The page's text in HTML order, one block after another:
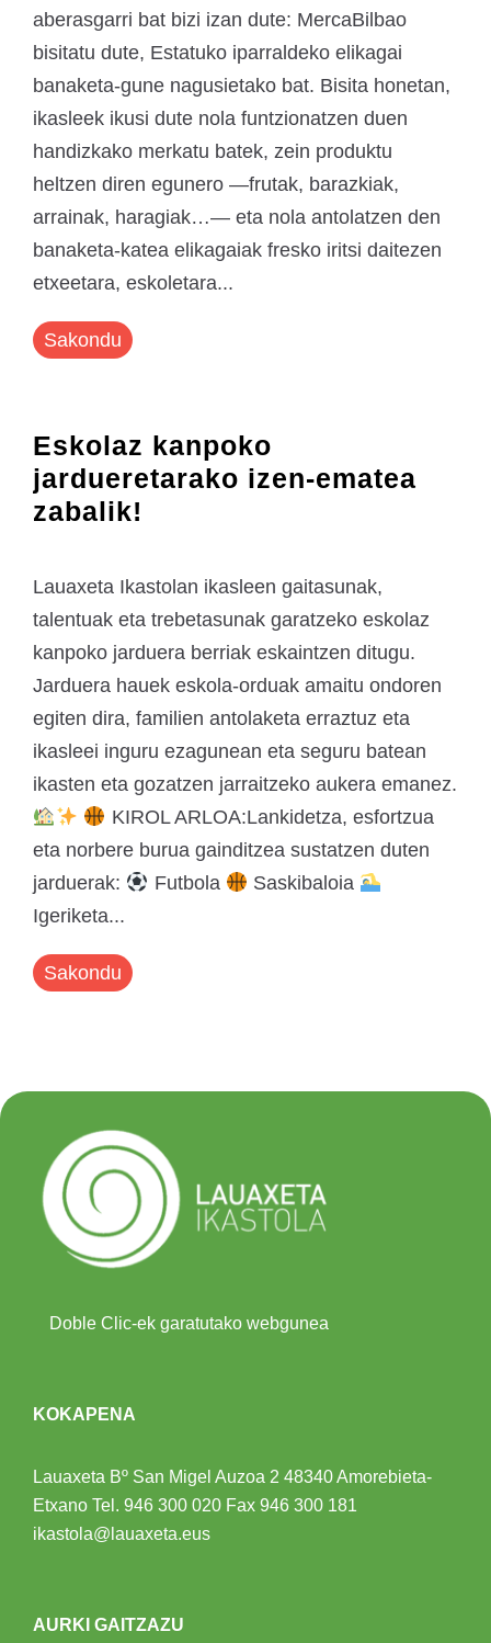
aberasgarri bat bizi izan dute: MercaBilbao
bisitatu dute, Estatuko iparraldeko elikagai
banaketa-gune nagusietako bat. Bisita honetan,
ikasleek ikusi dute nola funtzionatzen duen
handizkako merkatu batek, zein produktu
heltzen diren egunero —frutak, barazkiak,
arrainak, haragiak…— eta nola antolatzen den
banaketa-katea elikagaiak fresko iritsi daitezen
etxeetara, eskoletara...
Sakondu
Eskolaz kanpoko
jardueretarako izen-ematea
zabalik!
Lauaxeta Ikastolan ikasleen gaitasunak,
talentuak eta trebetasunak garatzeko eskolaz
kanpoko jarduera berriak eskaintzen ditugu.
Jarduera hauek eskola-orduak amaitu ondoren
egiten dira, familien antolaketa erraztuz eta
ikasleei inguru ezagunean eta seguru batean
ikasten eta gozatzen jarraitzeko aukera emanez.
KIROL ARLOA:Lankidetza, esfortzua
eta norbere burua gainditzea sustatzen duten
jarduerak:
Futbola
Saskibaloia
Igeriketa...
Sakondu
Doble Clic-ek garatutako webgunea
KOKAPENA
Lauaxeta Bº San Migel Auzoa 2 48340 Amorebieta-
Etxano Tel. 946 300 020 Fax 946 300 181
ikastola@lauaxeta.eus
AURKI GAITZAZU